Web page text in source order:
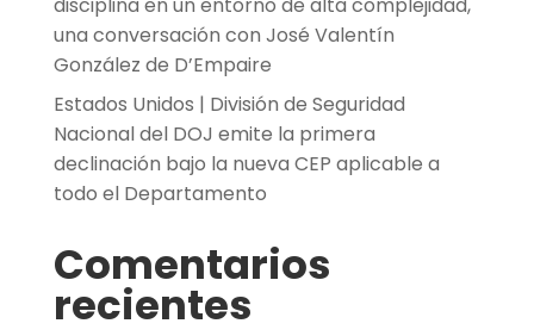
disciplina en un entorno de alta complejidad,
una conversación con José Valentín
González de D’Empaire
Estados Unidos | División de Seguridad
Nacional del DOJ emite la primera
declinación bajo la nueva CEP aplicable a
todo el Departamento
Comentarios
recientes